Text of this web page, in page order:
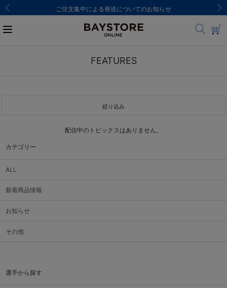
ご注文集中による発送についてのお知らせ
カテゴリー
ALL
新着商品情報
お知らせ
その他
選手から探す
FEATURES
絞り込み
配信中のトピックスはありません。